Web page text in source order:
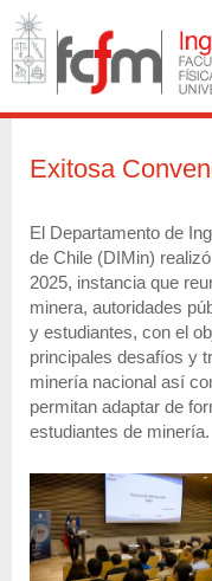
Exitosa
El Departamento de
de Chile (DIMin)
2025, instancia que
minera, autoridades
y estudiantes, con el
principales desafíos y
minería nacional así
permitan adaptar de
estudiantes de minería.